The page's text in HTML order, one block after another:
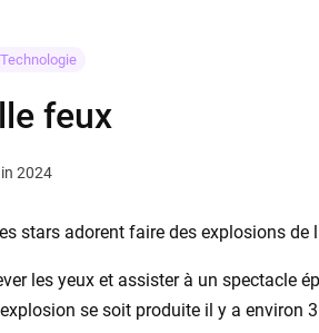
Technologie
feux
2024
stars adorent faire des explosions de
les yeux et assister à un spectacle
se soit produite il y a environ